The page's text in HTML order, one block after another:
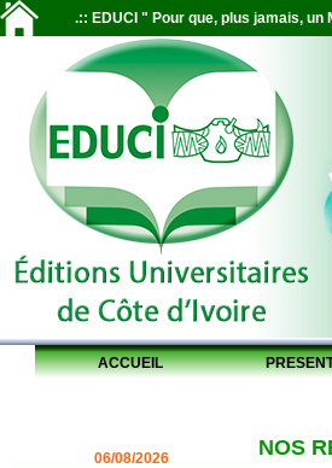
.:: EDUCI " Pour que, plus jamais,
ACCUEIL
06/08/2026 NOS